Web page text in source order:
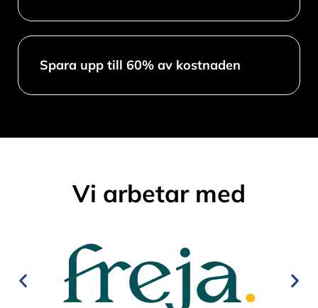
Spara upp till 60% av kostnaden
Vi arbetar med